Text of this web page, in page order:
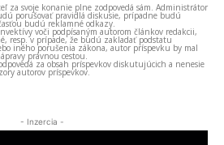
za svoje konanie plne zodpovedá sám. Administrátor
porušovať pravidlá diskusie, prípadne budú
budú reklamné odkazy.
voči podpísaným autorom článkov redakcii,
resp. v prípade, že budú zakladať podstatu
iného porušenia zákona, autor príspevku by mal
právnou cestou.
za obsah príspevkov diskutujúcich a nenesie
autorov príspevkov.
- Inzercia -